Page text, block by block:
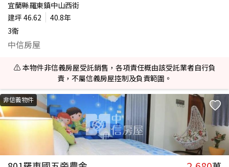
宜蘭縣羅東鎮中山西街
建坪 46.62
40.8年
3衛
中信房屋
⚠️ 本物件非信義房屋受託銷售，各項責任概由該受託業者自行負
責，不屬信義房屋控制及負責範圍。
非信義物件